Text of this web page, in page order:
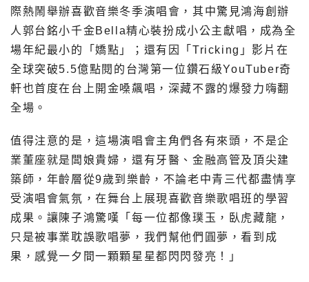
際熱鬧舉辦喜歡音樂冬季演唱會，其中驚見鴻海創辦
人郭台銘小千金Bella精心裝扮成小公主獻唱，成為全
場年紀最小的「嬌點」；還有因「Tricking」影片在
全球突破5.5億點閱的台灣第一位鑽石級YouTuber奇
軒也首度在台上開金嗓飆唱，深藏不露的爆發力嗨翻
全場。
值得注意的是，這場演唱會主角們各有來頭，不是企
業董座就是闆娘貴婦，還有牙醫、金融高管及頂尖建
築師，年齡層從9歲到樂齡，不論老中青三代都盡情享
受演唱會氣氛，在舞台上展現喜歡音樂歌唱班的學習
成果。讓陳子鴻驚嘆「每一位都像璞玉，臥虎藏龍，
只是被事業耽誤歌唱夢，我們幫他們圓夢，看到成
果，感覺一夕間一顆顆星星都閃閃發亮！」